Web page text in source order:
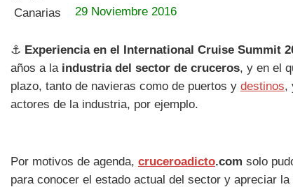
29 Noviembre 2016
⚓ Experiencia en el International Cruise Summit
años a la industria del sector de cruceros, y en el
plazo, tanto de navieras como de puertos y destinos,
actores de la industria, por ejemplo.
Por motivos de agenda, cruceroadicto.com solo
para conocer el estado actual del sector y apreciar